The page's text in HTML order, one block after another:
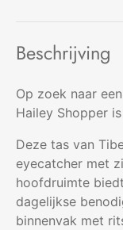
Beschrijving
Op zoek naar
Hailey Shopper
Deze tas van
eyecatcher met
hoofdruimte
dagelijkse
binnenvak met